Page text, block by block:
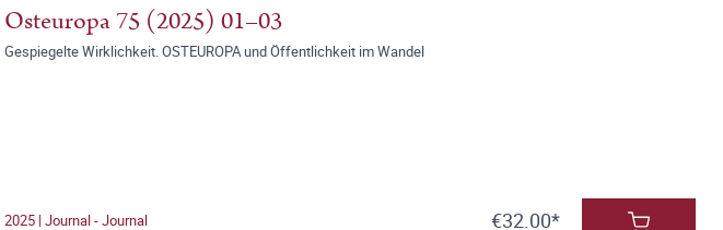
Osteuropa 75 (2025) 01–03
Gespiegelte Wirklichkeit. OSTEUROPA und Öffentlichkeit im Wandel
2025 | Journal - Journal €32.00*